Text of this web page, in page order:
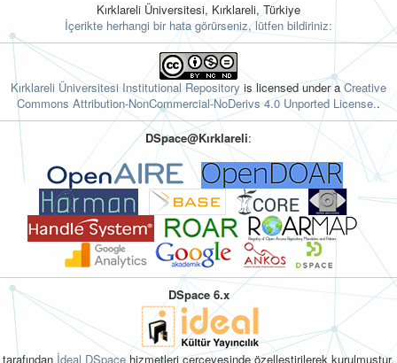
Kırklareli Üniversitesi, Kırklareli, Türkiye
İçerikte herhangi bir hata görürseniz, lütfen bildiriniz:
Kırklareli Üniversitesi Institutional Repository is licensed under aCreative
Commons Attribution-NonCommercial-NoDerivs 4.0 Unported License..
DSpace@Kırklareli:
DSpace 6.x
tarafından İdeal DSpacehizmetleri çerçevesinde özelleştirilerek kurulmuştur.